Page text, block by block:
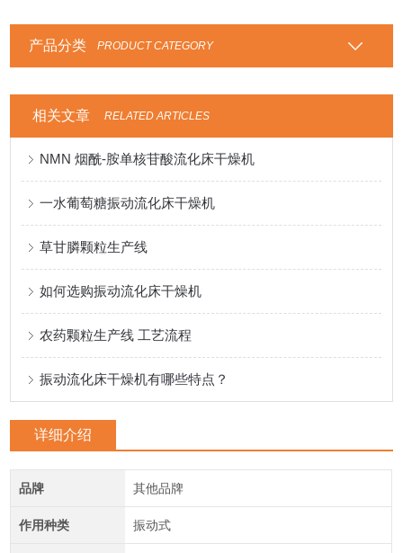
产品分类 PRODUCT CATEGORY
相关文章 RELATED ARTICLES
NMN 烟酰-胺单核苷酸流化床干燥机
一水葡萄糖振动流化床干燥机
草甘膦颗粒生产线
如何选购振动流化床干燥机
农药颗粒生产线 工艺流程
振动流化床干燥机有哪些特点？
详细介绍
品牌 其他品牌
作用种类 振动式